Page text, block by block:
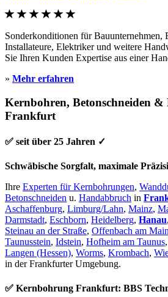
Sonderkonditionen für Bauunternehmen,
Installateure, Elektriker und weitere
Sie Ihren Kunden Expertise aus einer
» Mehr erfahren
Kernbohren, Betonschneiden
Frankfurt
✅ seit über 25 Jahren ✓
Schwäbische Sorgfalt, maximale
Ihre Experten für Kernbohrungen,
Betonschneiden u. Handabbruch in
Aschaffenburg, Limburg/Lahn, Mainz,
Darmstadt, Eschborn, Heidelberg, Hanau,
Steinau an der Straße, Offenbach am Main
Taunusstein, Idstein, Hofheim am Taunus,
Langen (Hessen), Worms, Krombach,
in der Frankfurter Umgebung.
✅ Kernbohrung Frankfurt: BBS